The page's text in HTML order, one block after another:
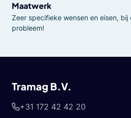
Maatwerk
Zeer specifieke wensen en eisen, bij
probleem!
Tramag B.V.
+31 172 42 42 20